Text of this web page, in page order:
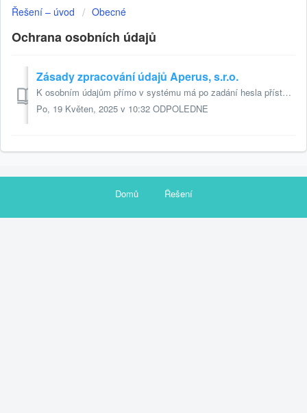
Řešení – úvod Obecné
Ochrana osobních údajů
Zásady zpracování údajů Aperus, s.r.o.
K osobním údajům přímo v systému má po zadání hesla přístup: Uživatel - pouze ke svým údajům Správce - ke všem osobním údajům Správce může udělit p...
Po, 19 Květen, 2025 v 10:32 ODPOLEDNE
Domů Řešení